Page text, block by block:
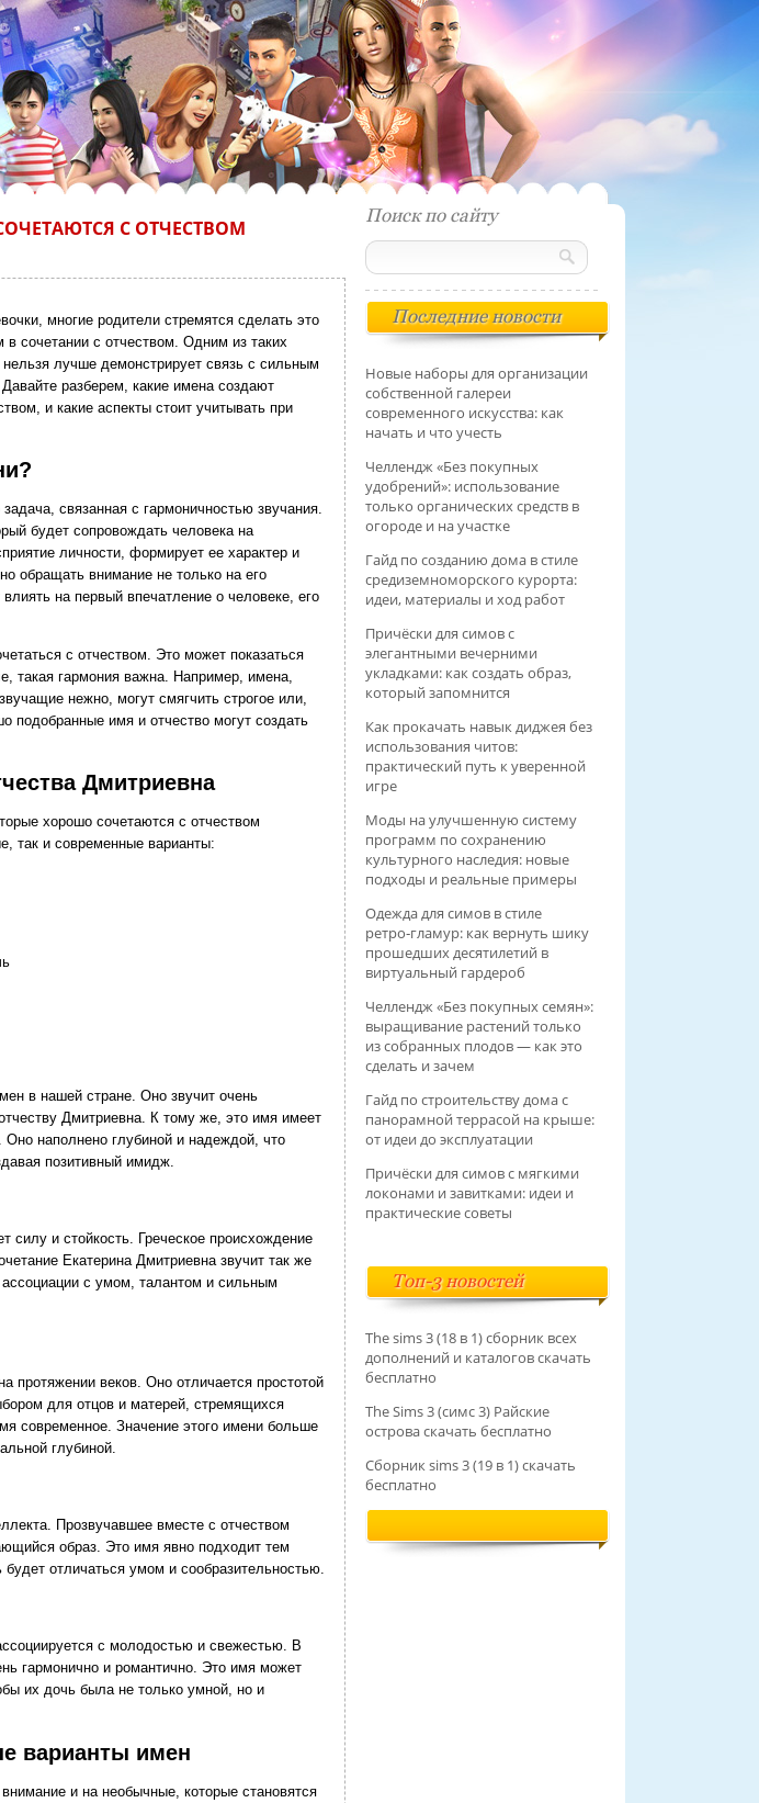
С ОТЧЕСТВОМ
многие родители стремятся сделать это
сочетании с отчеством. Одним из таких
лучше демонстрирует связь с сильным
разберем, какие имена создают
и какие аспекты стоит учитывать при
связанная с гармоничностью звучания.
будет сопровождать человека на
личности, формирует ее характер и
обращать внимание не только на его
на первый впечатление о человеке, его
с отчеством. Это может показаться
такая гармония важна. Например, имена,
нежно, могут смягчить строгое или,
подобранные имя и отчество могут создать
Дмитриевна
хорошо сочетаются с отчеством
так и современные варианты:
в нашей стране. Оно звучит очень
Дмитриевна. К тому же, это имя имеет
Оно наполнено глубиной и надеждой, что
позитивный имидж.
силу и стойкость. Греческое происхождение
Екатерина Дмитриевна звучит так же
с умом, талантом и сильным
протяжении веков. Оно отличается простотой
для отцов и матерей, стремящихся
современное. Значение этого имени больше
глубиной.
Прозвучавшее вместе с отчеством
образ. Это имя явно подходит тем
отличаться умом и сообразительностью.
с молодостью и свежестью. В
гармонично и романтично. Это имя может
их дочь была не только умной, но и
варианты имен
и на необычные, которые становятся
Поиск по сайту
Последние новости
Новые наборы для организации
собственной галереи
современного искусства: как
начать и что учесть
Челлендж «Без покупных
удобрений»: использование
только органических средств в
огороде и на участке
Гайд по созданию дома в стиле
средиземноморского курорта:
идеи, материалы и ход работ
Причёски для симов с
элегантными вечерними
укладками: как создать образ,
который запомнится
Как прокачать навык диджея без
использования читов:
практический путь к уверенной
игре
Моды на улучшенную систему
программ по сохранению
культурного наследия: новые
подходы и реальные примеры
Одежда для симов в стиле
ретро‑гламур: как вернуть шику
прошедших десятилетий в
виртуальный гардероб
Челлендж «Без покупных семян»:
выращивание растений только
из собранных плодов — как это
сделать и зачем
Гайд по строительству дома с
панорамной террасой на крыше:
от идеи до эксплуатации
Причёски для симов с мягкими
локонами и завитками: идеи и
практические советы
Топ-3 новостей
The sims 3 (18 в 1) сборник всех
дополнений и каталогов скачать
бесплатно
The Sims 3 (симс 3) Райские
острова скачать бесплатно
Сборник sims 3 (19 в 1) скачать
бесплатно